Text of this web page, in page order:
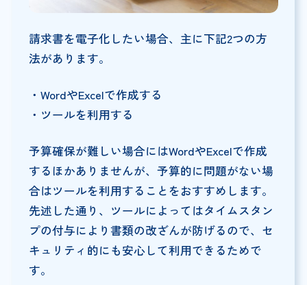
請求書を電子化したい場合、主に下記2つの方
法があります。
・WordやExcelで作成する
・ツールを利用する
予算確保が難しい場合にはWordやExcelで作成
するほかありませんが、予算的に問題がない場
合はツールを利用することをおすすめします。
先述した通り、ツールによってはタイムスタン
プの付与により書類の改ざんが防げるので、セ
キュリティ的にも安心して利用できるためで
す。